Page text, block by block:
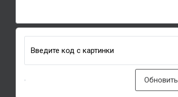
Введите код с картинки
Обновить